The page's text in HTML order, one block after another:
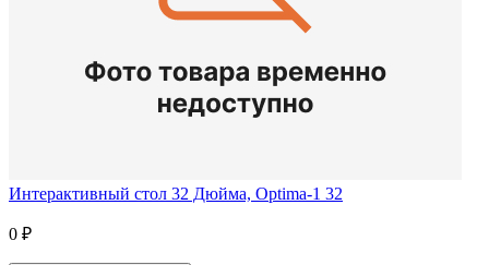
Интерактивный стол 32 Дюйма, Optima-1 32
0 ₽